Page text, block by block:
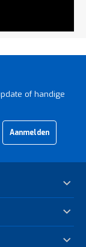
of handige
Aanmelden